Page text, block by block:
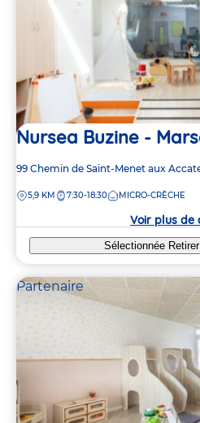
Nursea Buzine -
Adresse
la
99 Chemin de Saint-Menet aux
DISTANCE
5,9 KM 7:30-18:30 MICRO-CRÈCHE
Voir plus de
Sélectionnée Retirer
Partenaire